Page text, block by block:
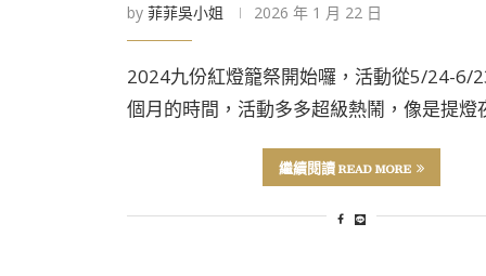
by 菲菲吳小姐 2026 年 1 月 22 日
2024九份紅燈籠祭開始囉，活動從5/24-6/
個月的時間，活動多多超級熱鬧，像是提燈
繼續閱讀 READ MORE